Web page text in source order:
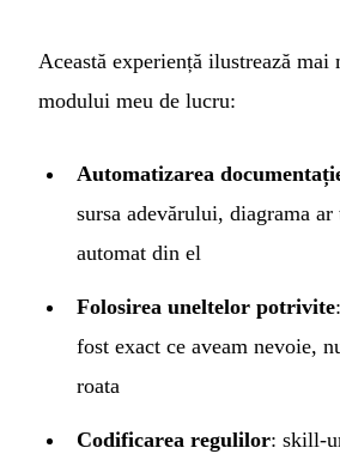
Această experiență ilustrează mai
modului meu de lucru:
Automatizarea
sursa adevărului, diagrama
automat din el
Folosirea uneltelor potrivite
fost exact ce aveam nevoie,
roata
Codificarea regulilor: skill-